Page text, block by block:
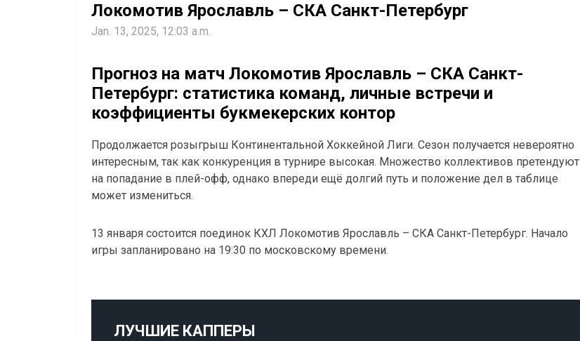
Локомотив Ярославль – СКА Санкт-Петербург
Jan. 13, 2025, 12:03 a.m.
Прогноз на матч Локомотив Ярославль – СКА Санкт-
Петербург: статистика команд, личные встречи и
коэффициенты букмекерских контор
Продолжается розыгрыш Континентальной Хоккейной Лиги. Сезон получается невероятно
интересным, так как конкуренция в турнире высокая. Множество коллективов претендуют
на попадание в плей-офф, однако впереди ещё долгий путь и положение дел в таблице
может измениться.
13 января состоится поединок КХЛ Локомотив Ярославль – СКА Санкт-Петербург. Начало
игры запланировано на 19:30 по московскому времени.
ЛУЧШИЕ КАППЕРЫ